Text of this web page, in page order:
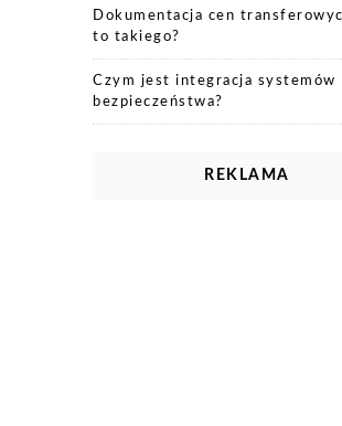
Dokumentacja cen
to takiego?
Czym jest integracja systemów
bezpieczeństwa?
REKLAMA